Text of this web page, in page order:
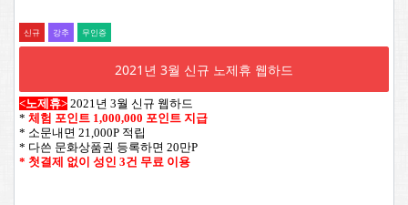
신규 강추 무인증
2021년 3월 신규 노제휴 웹하드
<노제휴> 2021년 3월 신규 웹하드
* 체험 포인트 1,000,000 포인트 지급
* 소문내면 21,000P 적립
* 다쓴 문화상품권 등록하면 20만P
* 첫결제 없이 성인 3건 무료 이용